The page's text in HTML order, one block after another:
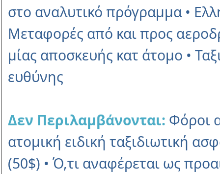
στο αναλυτικό πρόγραµµα •
Μεταφορές από και προς
µίας αποσκευής κατ άτοµο •
ευθύνης
Δεν Περιλαµβάνονται: Φόροι
ατοµική ειδική ταξιδιωτική
(50$) • Ό,τι αναφέρεται ως